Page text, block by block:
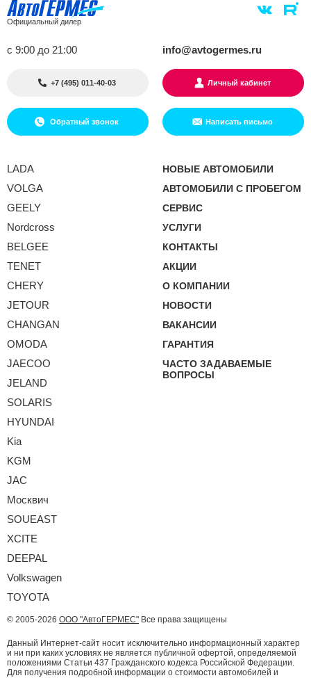
Официальный дилер
с 9:00 до 21:00 info@avtogermes.ru
+7 (495) 011-40-03 Личный кабинет
Обратный звонок Написать письмо
LADA
VOLGA
GEELY
Nordcross
BELGEE
TENET
CHERY
JETOUR
CHANGAN
OMODA
JAECOO
JELAND
SOLARIS
HYUNDAI
Kia
KGM
JAC
Москвич
SOUEAST
XCITE
DEEPAL
Volkswagen
TOYOTA
НОВЫЕ АВТОМОБИЛИ
АВТОМОБИЛИ С ПРОБЕГОМ
СЕРВИС
УСЛУГИ
КОНТАКТЫ
АКЦИИ
О КОМПАНИИ
НОВОСТИ
ВАКАНСИИ
ГАРАНТИЯ
ЧАСТО ЗАДАВАЕМЫЕ
ВОПРОСЫ
© 2005-2026 ООО "АвтоГЕРМЕС" Все права защищены
Данный Интернет-сайт носит исключительно информационный характер
и ни при каких условиях не является публичной офертой, определяемой
положениями Статьи 437 Гражданского кодекса Российской Федерации.
Для получения подробной информации о стоимости автомобилей и